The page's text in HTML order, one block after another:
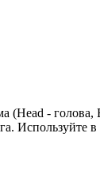
(Head - голова,
Используйте